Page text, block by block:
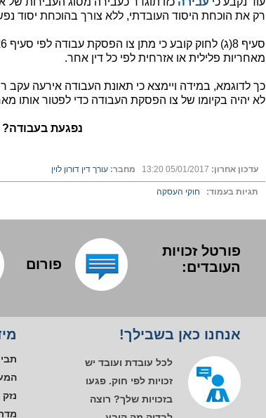
רק את הוכחת היסוד העובדתי, ללא צורך בהוכחת יסוד
מאחריות פלילית או אזרחית לפי כל דין אחר.
כך לדוגמא, במידה ויימצא כי תאונת העבודה אירעה עקב
לא יהיה בקיומו של צו הפסקת העבודה כדי לפטור אותו
נפגעת בעבודה?
עדכון אחרון: מחבר: עורך דין דורון לוין
תגיות בעמוד: חוקי העסקה
פורטל זכויות
העובדים:
פורום
אנחנו כאן בשבילך!
לכל עובדת ועובד יש
זכויות לפי חוק. פגעו
בזכויות שלך? רוצה